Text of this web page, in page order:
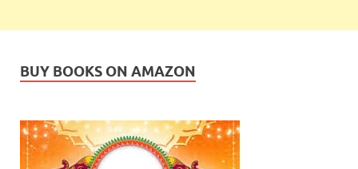
BUY BOOKS ON AMAZON